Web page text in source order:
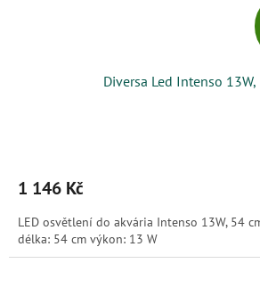
Diversa Led Intenso 13W,
1 146 Kč
LED osvětlení do akvária Intenso 13W, 54
délka: 54 cm výkon: 13 W